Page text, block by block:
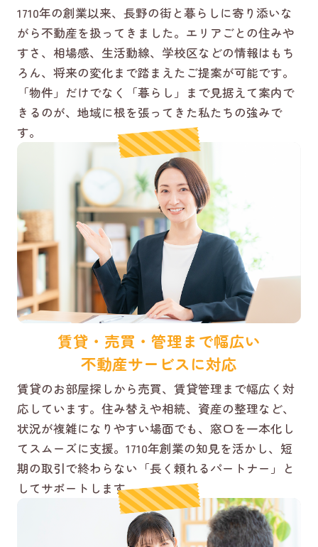
1710年の創業以来、長野の街と暮らしに寄り添いな
がら不動産を扱ってきました。エリアごとの住みや
すさ、相場感、生活動線、学校区などの情報はもち
ろん、将来の変化まで踏まえたご提案が可能です。
「物件」だけでなく「暮らし」まで見据えて案内で
きるのが、地域に根を張ってきた私たちの強みで
す。
賃貸・売買・管理まで幅広い
不動産サービスに対応
賃貸のお部屋探しから売買、賃貸管理まで幅広く対
応しています。住み替えや相続、資産の整理など、
状況が複雑になりやすい場面でも、窓口を一本化し
てスムーズに支援。1710年創業の知見を活かし、短
期の取引で終わらない「長く頼れるパートナー」と
してサポートします。